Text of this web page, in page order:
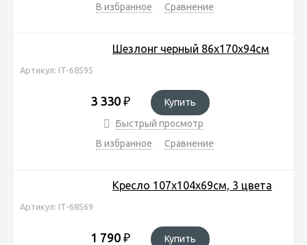
В избранное
Сравнение
Шезлонг черный 86х170х94см
Артикул: IT-68595
3 330 ₽
Купить
Быстрый просмотр
В избранное
Сравнение
Кресло 107х104х69см, 3 цвета
Артикул: IT-68569
1 790 ₽
Купить